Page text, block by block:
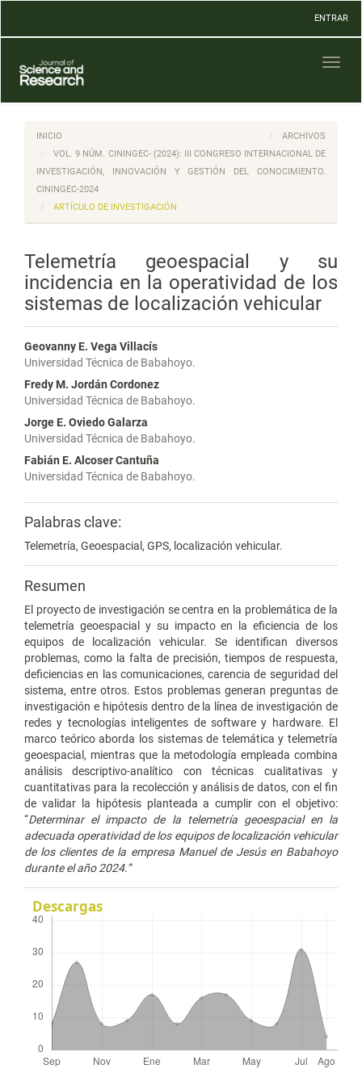
Contenido
Barra
lateral
ENTRAR
INICIO
ARCHIVOS
VOL. 9 NÚM. CININGEC- (2024): III CONGRESO INTERNACIONAL DE
INVESTIGACIÓN, INNOVACIÓN Y GESTIÓN DEL CONOCIMIENTO.
CININGEC-2024
ARTÍCULO DE INVESTIGACIÓN
Telemetría geoespacial y su
incidencia en la operatividad de los
sistemas de localización vehicular
Geovanny E. Vega Villacís
Universidad Técnica de Babahoyo.
Fredy M. Jordán Cordonez
Universidad Técnica de Babahoyo.
Jorge E. Oviedo Galarza
Universidad Técnica de Babahoyo.
Fabián E. Alcoser Cantuña
Universidad Técnica de Babahoyo.
Palabras clave:
Telemetría, Geoespacial, GPS, localización vehicular.
Resumen
El proyecto de investigación se centra en la problemática de la
telemetría geoespacial y su impacto en la eficiencia de los
equipos de localización vehicular. Se identifican diversos
problemas, como la falta de precisión, tiempos de respuesta,
deficiencias en las comunicaciones, carencia de seguridad del
sistema, entre otros. Estos problemas generan preguntas de
investigación e hipótesis dentro de la línea de investigación de
redes y tecnologías inteligentes de software y hardware. El
marco teórico aborda los sistemas de telemática y telemetría
geoespacial, mientras que la metodología empleada combina
análisis descriptivo-analítico con técnicas cualitativas y
cuantitativas para la recolección y análisis de datos, con el fin
de validar la hipótesis planteada a cumplir con el objetivo:
“Determinar el impacto de la telemetría geoespacial en la
adecuada operatividad de los equipos de localización vehicular
de los clientes de la empresa Manuel de Jesús en Babahoyo
durante el año 2024.”
Descargas